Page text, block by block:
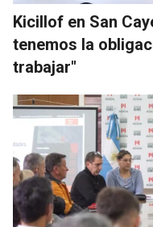
Kicillof en San
tenemos la
trabajar"